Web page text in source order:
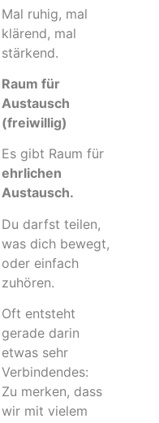
Mal ruhig, mal
klärend, mal
stärkend.
Raum für
Austausch
(freiwillig)
Es gibt Raum für
ehrlichen
Austausch.
Du darfst teilen,
was dich bewegt,
oder einfach
zuhören.
Oft entsteht
gerade darin
etwas sehr
Verbindendes:
Zu merken, dass
wir mit vielem